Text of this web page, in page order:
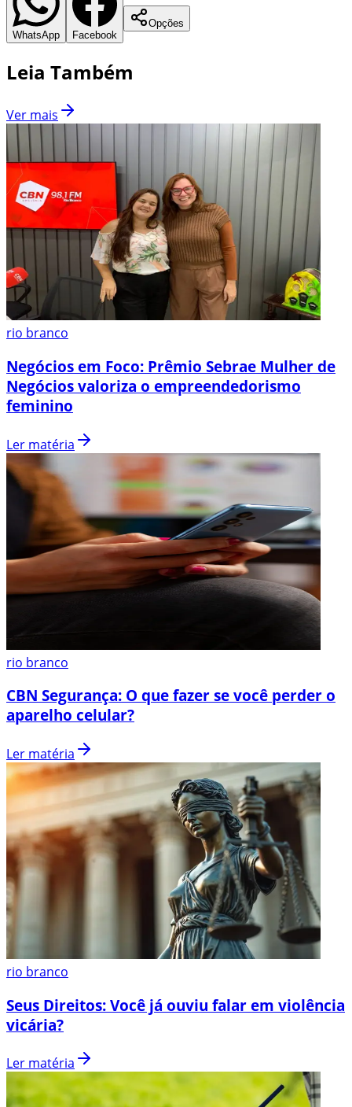
WhatsApp Facebook
Opções
Leia Também
Ver mais
rio branco
Negócios em Foco: Prêmio Sebrae Mulher de
Negócios valoriza o empreendedorismo
feminino
Ler matéria
rio branco
CBN Segurança: O que fazer se você perder o
aparelho celular?
Ler matéria
rio branco
Seus Direitos: Você já ouviu falar em violência
vicária?
Ler matéria